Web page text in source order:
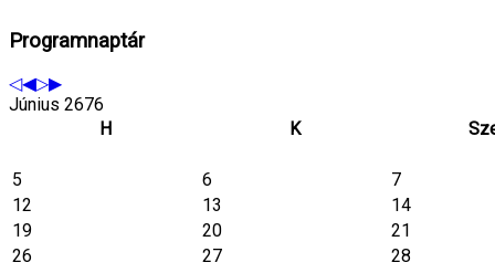
Programnaptár
Június 2676
H
K
5 6
7
12
13
14
19
20
21
26
27 28